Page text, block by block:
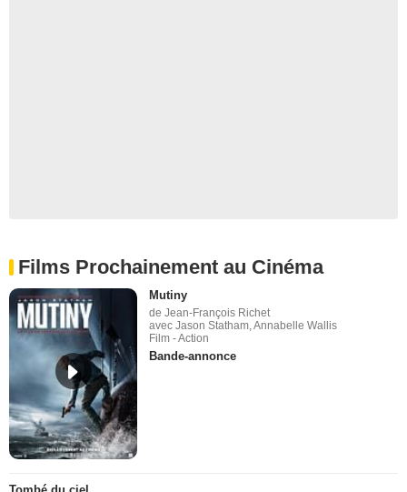
Films Prochainement au Cinéma
Mutiny
de Jean-François Richet
avec Jason Statham, Annabelle Wallis
Film - Action
Bande-annonce